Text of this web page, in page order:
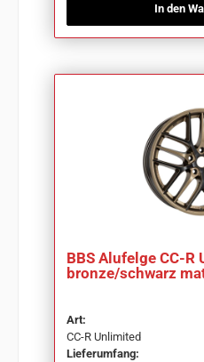
In den
BBS Alufelge CC-R
bronze/schwarz
Art:
CC-R Unlimited
Lieferumfang: